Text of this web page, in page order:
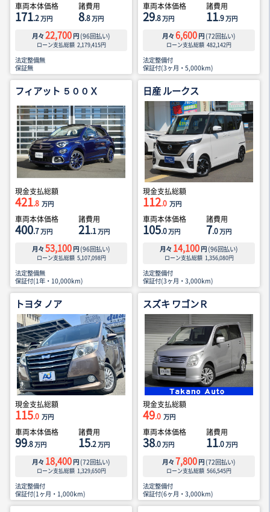
車両本体価格
171.2万円
諸費用
8.8万円
月々 22,700 円 (96回払い)
ローン支払総額 2,179,415円
法定整備無
保証無
車両本体価格
29.8万円
諸費用
11.9万円
月々 6,600 円 (72回払い)
ローン支払総額 482,142円
法定整備付
保証付(3ヶ月・5,000km)
フィアット ５００Ｘ
現金支払総額
421.8 万円
車両本体価格
400.7万円
諸費用
21.1万円
月々 53,100 円 (96回払い)
ローン支払総額 5,107,098円
法定整備無
保証付(1年・10,000km)
日産 ルークス
現金支払総額
112.0 万円
車両本体価格
105.0万円
諸費用
7.0万円
月々 14,100 円 (96回払い)
ローン支払総額 1,356,080円
法定整備付
保証付(3ヶ月・3,000km)
トヨタ ノア
現金支払総額
115.0 万円
車両本体価格
99.8万円
諸費用
15.2万円
月々 18,400 円 (72回払い)
ローン支払総額 1,329,650円
法定整備付
保証付(1ヶ月・1,000km)
スズキ ワゴンＲ
現金支払総額
49.0 万円
車両本体価格
38.0万円
諸費用
11.0万円
月々 7,800 円 (72回払い)
ローン支払総額 566,545円
法定整備付
保証付(6ヶ月・3,000km)